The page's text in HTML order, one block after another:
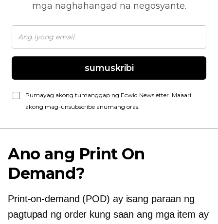
mga naghahangad na negosyante.
sumuskribi
Pumayag akong tumanggap ng Ecwid Newsletter. Maaari
akong mag-unsubscribe anumang oras.
Ano ang Print On
Demand?
Print-on-demand (POD) ay isang paraan ng
pagtupad ng order kung saan ang mga item ay